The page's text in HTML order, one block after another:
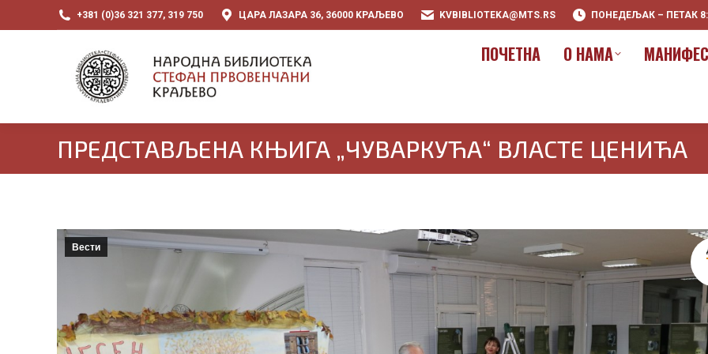
+381 (0)36 321 377, 319 750 ЦАРА ЛАЗАРА 36, 36000 KРАЉЕВО KVBIBLIOTEKA@MTS.RS ПОНЕДЕЉАК – ПЕТАК
ПOЧЕТНА О НАМА
ПРЕДСТАВЉЕНА КЊИГА „ЧУВАРКУЋА“ ВЛАСТЕ ЦЕНИЋА
Вести
ПOЧЕТНА О НАМА